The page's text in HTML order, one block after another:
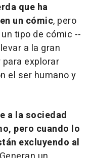
que ha
un cómic, pero
tipo de cómic --
a la gran
explorar
el ser humano y
a la sociedad
pero cuando lo
excluyendo al